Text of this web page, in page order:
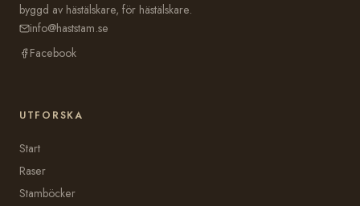
byggd av hästälskare, för hästälskare.
info@haststam.se
Facebook
UTFORSKA
Start
Raser
Stamböcker